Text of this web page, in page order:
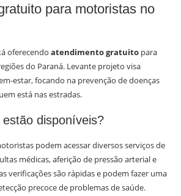
para motoristas no
oferecendo atendimento gratuito para
do Paraná. Levante projeto visa
estar, focando na prevenção de doenças
está nas estradas.
disponíveis?
podem acessar diversos serviços de
médicas, aferição de pressão arterial e
verificações são rápidas e podem fazer uma
precoce de problemas de saúde.